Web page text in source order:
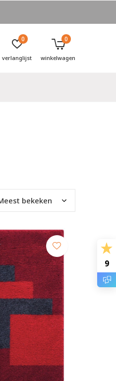
verlanglijst
0
winkelwagen
0
9